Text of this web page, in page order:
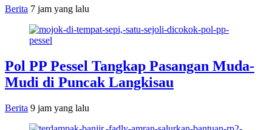
Berita 7 jam yang lalu
Pol PP Pessel Tangkap Pasangan Muda-
Mudi di Puncak Langkisau
Berita 9 jam yang lalu